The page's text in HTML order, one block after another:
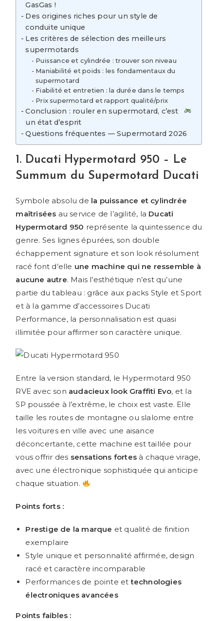
GasGas !
Des origines riches pour un style de
conduite unique
Les critères de sélection des meilleurs
supermotards
Puissance et cylindrée : trouver son niveau
Maniabilité et poids : les fondamentaux du
supermotard
Fiabilité et entretien : la durée dans le temps
Prix supermotard et rapport qualité/prix
Conclusion : rouler en supermotard, c’est
un état d’esprit
Questions fréquentes — Supermotard 2026
1. Ducati Hypermotard 950 – Le
Summum du Supermotard Ducati
Symbole absolu de la puissance et cylindrée
maîtrisées au service de l’agilité, la Ducati
Hypermotard 950 représente la quintessence du
genre. Ses lignes épurées, son double
échappement signature et son look résolument
racé font d’elle une machine qui ne ressemble à
aucune autre. Mais l’esthétique n’est qu’une
partie du tableau : grâce aux packs Style et Sport
et à la gamme d’accessoires Ducati
Performance, la personnalisation est quasi
illimitée pour affirmer son caractère unique.
Entre la version standard, le Hypermotard 950
RVE avec son audacieux look Graffiti Evo, et la
SP poussée à l’extrême, le choix est vaste. Elle
taille les routes de montagne ou slalome entre
les voitures en ville avec une aisance
déconcertante, cette machine est taillée pour
vous offrir des sensations fortes à chaque virage,
avec une électronique sophistiquée qui anticipe
chaque situation.
Points forts :
Prestige de la marque et qualité de finition
exemplaire
Style unique et personnalité affirmée, design
racé et caractère incomparable
Performances de pointe ettechnologies
électroniques avancées
Points faibles :